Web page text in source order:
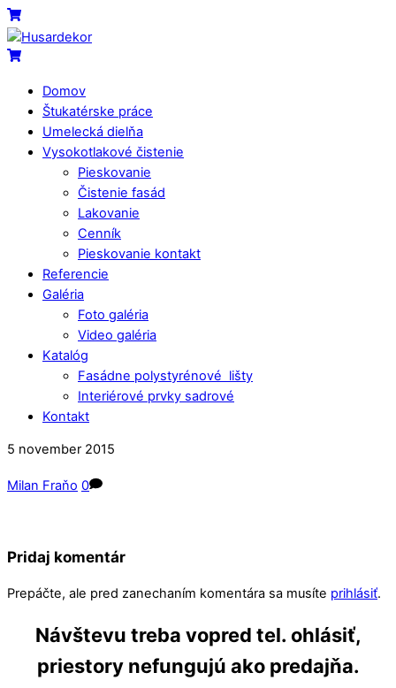
Skip
to
content
Menu
Cart
Cart
Domov
Štukatérske práce
Umelecká dielňa
Vysokotlakové čistenie
Pieskovanie
Čistenie fasád
Lakovanie
Cenník
Pieskovanie kontakt
Referencie
Galéria
Foto galéria
Video galéria
Katalóg
Fasádne polystyrénové lišty
Interiérové prvky sadrové
Kontakt
Close
Close
5 november 2015
Milan Fraňo 0
Pridaj komentár
Prepáčte, ale pred zanechaním komentára sa musíte prihlásiť.
Návštevu treba vopred tel. ohlásiť,
priestory nefungujú ako predajňa.